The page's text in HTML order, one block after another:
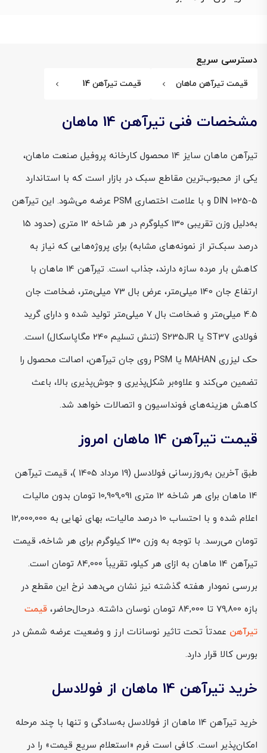
دسترسی سریع
قیمت تیرآهن ماهان قیمت تیرآهن 14
مشخصات فنی تیرآهن 14 ماهان
تیرآهن ماهان سایز 14 محصول کارخانه پروفیل صنعت ماهان،
یکی از محبوب‌ترین مقاطع سبک در بازار است که با استاندارد
DIN 1025-5 و با علامت اختصاری PSM عرضه می‌شود. این تیرآهن
به‌دلیل وزن تقریبی 130 کیلوگرم در هر شاخه 12 متری (حدود 15
درصد سبک‌تر از نمونه‌های مشابه) برای پروژه‌هایی که نیاز به
کاهش بار مرده سازه دارند، جذاب است. تیرآهن 14 ماهان با
ارتفاع جان 140 میلی‌متر، عرض بال 73 میلی‌متر، ضخامت جان
4.5 میلی‌متر و ضخامت بال 7 میلی‌متر تولید شده و دارای گرید
فولادی ST37 یا S235JR (تنش تسلیم 240 مگاپاسکال) است.
حک لیزری MAHAN یا PSM روی جان تیرآهن، اصالت محصول را
تضمین می‌کند و علاوه‌بر شکل‌پذیری و جوش‌پذیری بالا، باعث
کاهش هزینه‌های فونداسیون و اتصالات خواهد شد.
قیمت تیرآهن 14 ماهان امروز
طبق آخرین به‌روزرسانی فولادسل (19 مرداد 1405 )، قیمت تیرآهن
14 ماهان برای هر شاخه 12 متری 10,909,091 تومان بدون مالیات
اعلام شده و با احتساب 10 درصد مالیات، بهای نهایی به 12,000,000
تومان می‌رسد. با توجه به وزن 130 کیلوگرم برای هر شاخه، قیمت
تیرآهن 14 ماهان به ازای هر کیلو، تقریباً 84,000 تومان است.
بررسی نمودار هفته گذشته نیز نشان می‌دهد نرخ این مقطع در
بازه 79,800 تا 84,000 تومان نوسان داشته. درحال‌حاضر،
قیمت
تیرآهن عمدتاً تحت تاثیر نوسانات ارز و وضعیت عرضه شمش در
بورس کالا قرار دارد.
خرید تیرآهن 14 ماهان از فولادسل
خرید تیرآهن 14 ماهان از فولادسل به‌سادگی و تنها با چند مرحله
امکان‌پذیر است. کافی است فرم «استعلام سریع قیمت» را در